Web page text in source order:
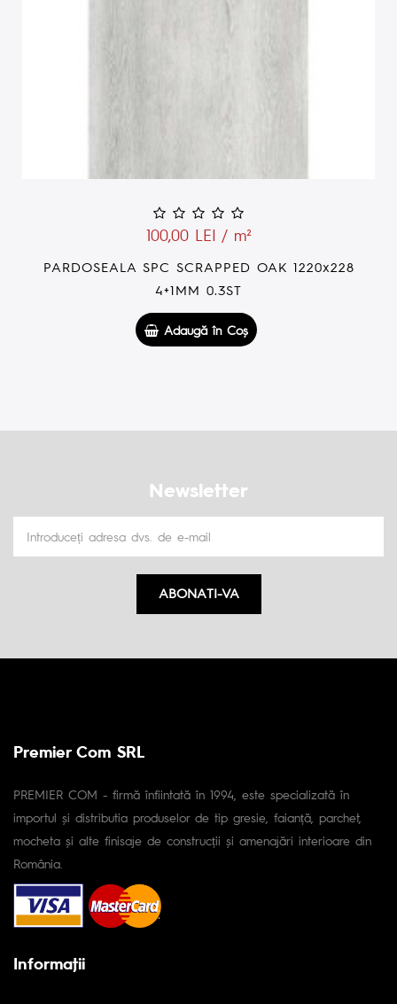
100,00 LEI / m²
PARDOSEALA SPC DESERT OAK 207 1220x228
4+1MM 0.3ST
Adaugă în Coş
Newsletter
ABONATI-VA
Premier Com SRL
PREMIER COM - firmă înfiintată în 1994, este specializată în
importul și distributia produselor de tip gresie, faianță, parchet,
mocheta și alte finisaje de construcții și amenajări interioare din
România.
Informaţii